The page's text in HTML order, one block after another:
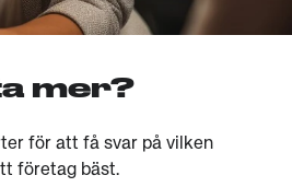
mer?
för att få svar på vilken
företag bäst.